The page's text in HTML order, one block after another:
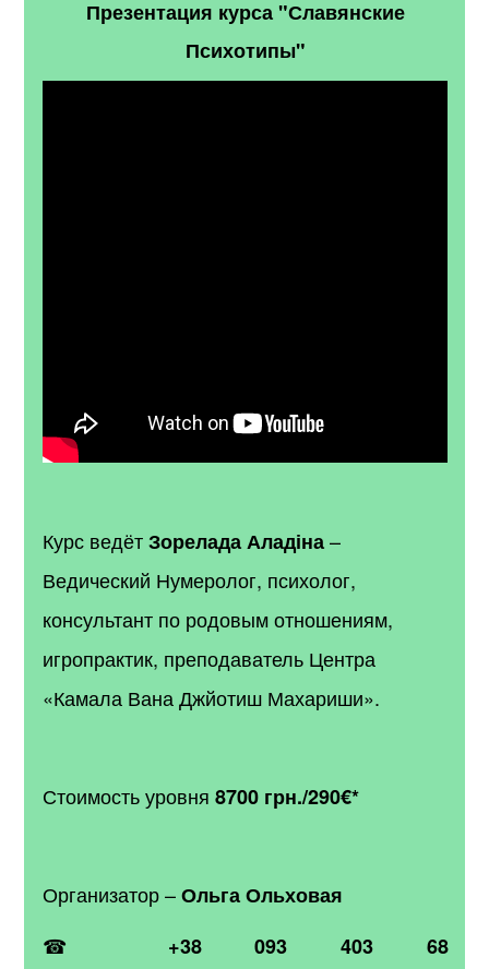
Презентация курса "Славянские
Психотипы"
Курс ведётЗорелада Аладіна–
Ведический Нумеролог, психолог,
консультант по родовым отношениям,
игропрактик, преподаватель Центра
«Камала Вана Джйотиш Махариши».
Стоимость уровня8700 грн./290€*
Организатор –Ольга Ольховая
☎ +38 093 403 68